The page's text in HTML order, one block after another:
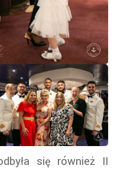
się również II